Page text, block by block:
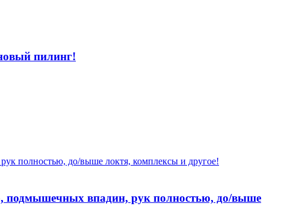
пилинг!
подмышечных впадин, рук полностью, до/выше